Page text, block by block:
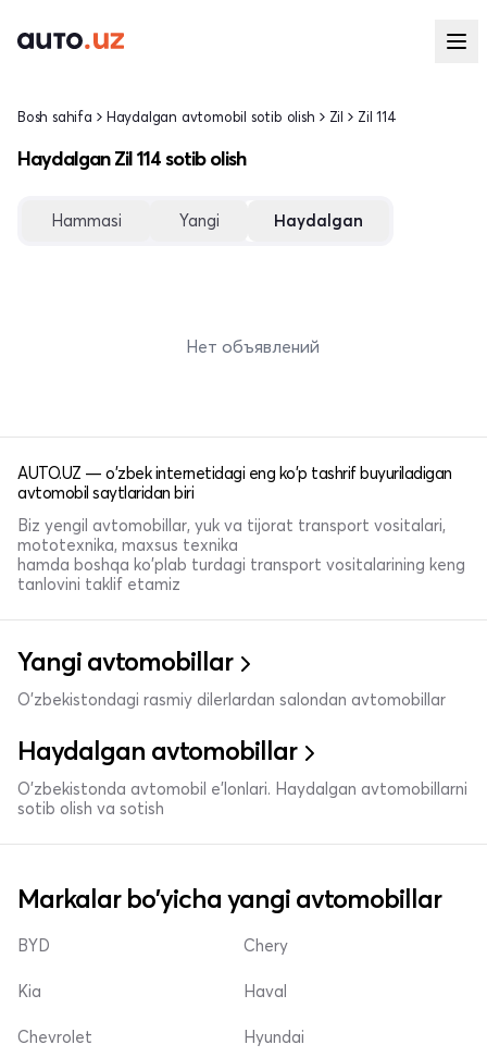
Bosh sahifa Haydalgan avtomobil sotib olish Zil Zil 114
Haydalgan Zil 114 sotib olish
Hammasi Yangi Haydalgan
Нет объявлений
AUTO.UZ — o'zbek internetidagi eng ko'p tashrif buyuriladigan
avtomobil saytlaridan biri
Biz yengil avtomobillar, yuk va tijorat transport vositalari,
mototexnika, maxsus texnika
hamda boshqa ko'plab turdagi transport vositalarining keng
tanlovini taklif etamiz
Yangi avtomobillar
O'zbekistondagi rasmiy dilerlardan salondan avtomobillar
Haydalgan avtomobillar
O'zbekistonda avtomobil e’lonlari. Haydalgan avtomobillarni
sotib olish va sotish
Markalar bo'yicha yangi avtomobillar
BYD
Kia
Chevrolet
Chery
Haval
Hyundai